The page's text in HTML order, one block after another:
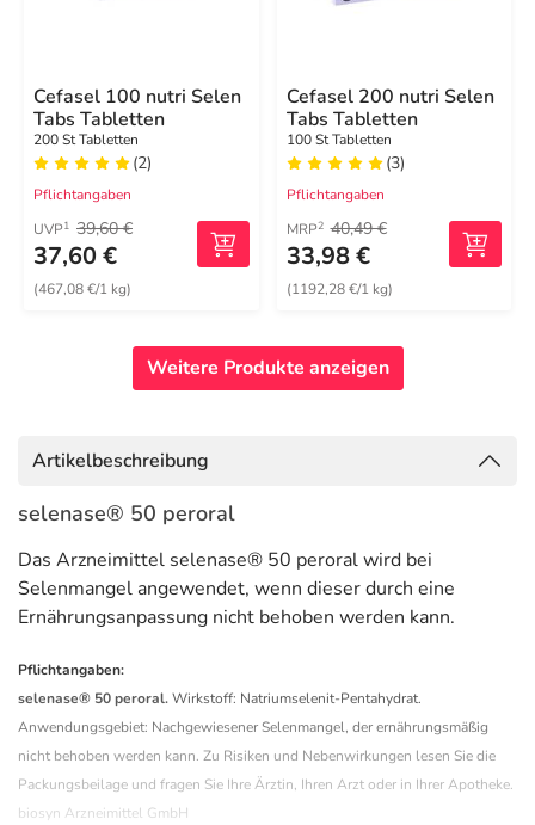
Cefasel 100 nutri Selen
Tabs Tabletten
200 St Tabletten
(2)
Pflichtangaben
UVP1 39,60 €
37,60 €
(467,08 €/1 kg)
Cefasel 200 nutri Selen
Tabs Tabletten
100 St Tabletten
(3)
Pflichtangaben
MRP2 40,49 €
33,98 €
(1192,28 €/1 kg)
Weitere Produkte anzeigen
Artikelbeschreibung
selenase® 50 peroral
Das Arzneimittel selenase® 50 peroral wird bei
Selenmangel angewendet, wenn dieser durch eine
Ernährungsanpassung nicht behoben werden kann.
Pflichtangaben:
selenase® 50 peroral.Wirkstoff: Natriumselenit-Pentahydrat.
Anwendungsgebiet: Nachgewiesener Selenmangel, der ernährungsmäßig
nicht behoben werden kann. Zu Risiken und Nebenwirkungen lesen Sie die
Packungsbeilage und fragen Sie Ihre Ärztin, Ihren Arzt oder in Ihrer Apotheke.
biosyn Arzneimittel GmbH